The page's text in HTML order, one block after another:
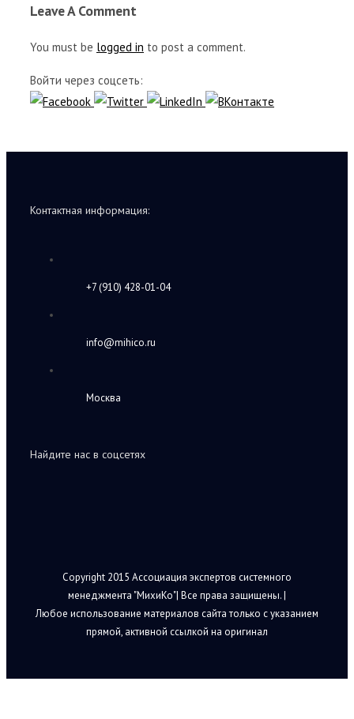
Leave A Comment
You must be logged in to post a comment.
Войти через соцсеть:
Контактная информация:
+7 (910) 428-01-04
info@mihico.ru
Москва
Найдите нас в соцсетях
Copyright 2015 Ассоциация экспертов системного
менеджмента "МихиКо"| Все права защищены. |
Любое использование материалов сайта только с указанием
прямой, активной ссылкой на оригинал